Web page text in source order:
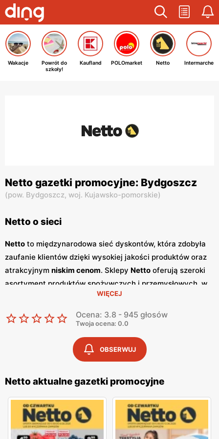
Wakacje
Powrót do
szkoły!
Kaufland POLOmarket Netto Intermarche
Netto gazetki promocyjne: Bydgoszcz
(pow. Bydgoszcz, woj. Kujawsko-pomorskie)
Netto o sieci
Netto to międzynarodowa sieć dyskontów, która zdobyła
zaufanie klientów dzięki wysokiej jakości produktów oraz
atrakcyjnym niskim cenom. Sklepy Netto oferują szeroki
asortyment produktów spożywczych i przemysłowych, w
tym świeże owoce i warzywa, pieczywo, nabiał, mięso oraz
artykuły codziennego użytku. Klienci cenią sobie bogaty
wybór oraz częste
promocje, które umożliwiają
oszczędności na zakupach. Jednym z kluczowych
elementów strategii marketingowejNetto
gazetki promocyjne.Gazetki
najnowszepromocje
, specjalne oferty oraz sezonowe
wyprzedaże, dzięki czemu klienci mogą planować swoje
zakupy i korzystać z wyjątkowych okazji cenowych.
Publikacje te są dostępne zarówno w formie papierowej w
sklepach, jak i online, co umożliwia łatwy dostęp do
WIĘCEJ
Ocena: 3.8 - 945 głosów
Twoja ocena: 0.0
OBSERWUJ
Netto aktualne gazetki promocyjne